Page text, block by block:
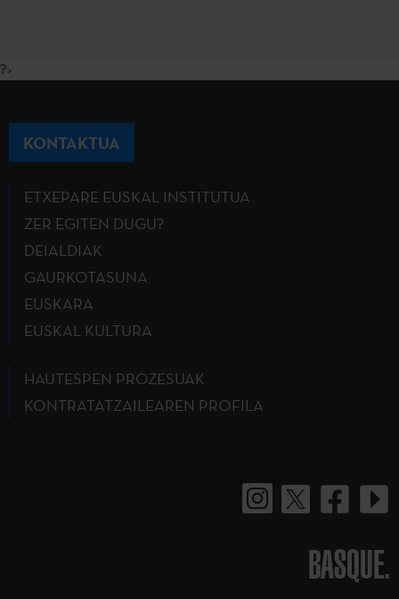
?>
KONTAKTUA
ETXEPARE EUSKAL INSTITUTUA
ZER EGITEN DUGU?
DEIALDIAK
GAURKOTASUNA
EUSKARA
EUSKAL KULTURA
HAUTESPEN PROZESUAK
KONTRATATZAILEAREN PROFILA
BASQUE.